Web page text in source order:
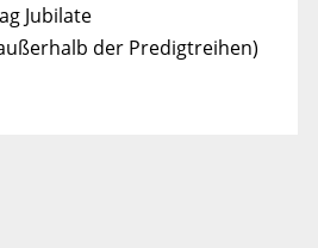
Jubilate
der Predigtreihen)